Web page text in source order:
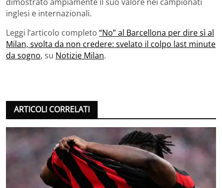
inglesi e internazionali.
Leggi l’articolo completo “No” al Barcellona per dire sì al
Milan, svolta da non credere: svelato il colpo last minute
da sogno, su Notizie Milan.
ARTICOLI CORRELATI